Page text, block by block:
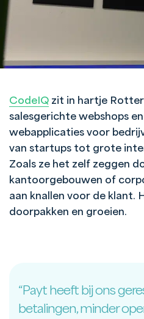
CodeIQ zit in hartje
salesgerichte webshops
webapplicaties voor
van startups tot grote
Zoals ze het zelf zeggen
kantoorgebouwen of
aan knallen voor de klant.
doorpakken en groeien.
“Payt heeft bij ons
betalingen, minder